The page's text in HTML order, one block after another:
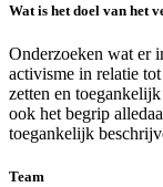
Wat is het doel van het
Onderzoeken wat er
activisme in relatie
zetten en
ook het begrip
toegankelijk
Team